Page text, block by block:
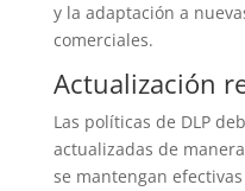
y la adaptación a
comerciales.
Actualización
Las políticas de DLP
actualizadas de
se mantengan